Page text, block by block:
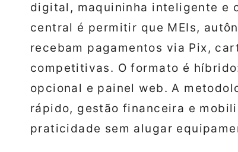
digital, maquininha inteligente e
central é permitir que MEIs,
recebam pagamentos via Pix,
competitivas. O formato é
opcional e painel web. A
rápido, gestão financeira e
praticidade sem alugar